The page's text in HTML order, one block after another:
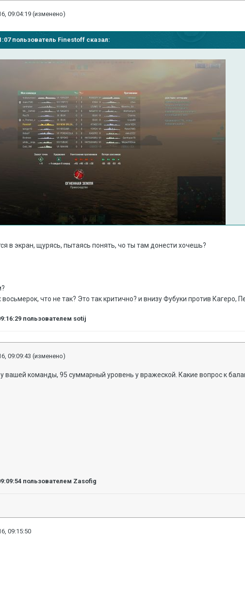
09:04:19 (изменено)
пользователь Finestoff сказал:
в экран, щурясь, пытаясь понять, чо ты там донести хочешь?
что не так? Это так критично? и внизу Фубуки против Кагеро,
пользователем sotij
09:09:43 (изменено)
вашей команды, 95 суммарный уровень у вражеской. Какие вопрос к
пользователем Zasofig
09:15:50